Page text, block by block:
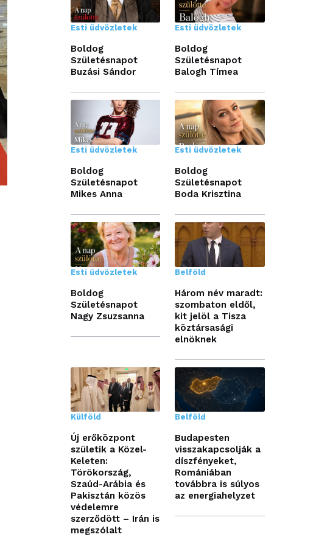
Esti üdvözletek
Boldog
Születésnapot
Buzási Sándor
Esti üdvözletek
Boldog
Születésnapot
Balogh Tímea
Esti üdvözletek
Boldog
Születésnapot
Mikes Anna
Esti üdvözletek
Boldog
Születésnapot
Boda Krisztina
Esti üdvözletek
Boldog
Születésnapot
Nagy Zsuzsanna
Belföld
Három név maradt:
szombaton eldől,
kit jelöl a Tisza
köztársasági
elnöknek
Külföld
Új erőközpont
születik a Közel-
Keleten:
Törökország,
Szaúd-Arábia és
Pakisztán közös
védelemre
szerződött – Irán is
megszólalt
Belföld
Budapesten
visszakapcsolják a
díszfényeket,
Romániában
továbbra is súlyos
az energiahelyzet